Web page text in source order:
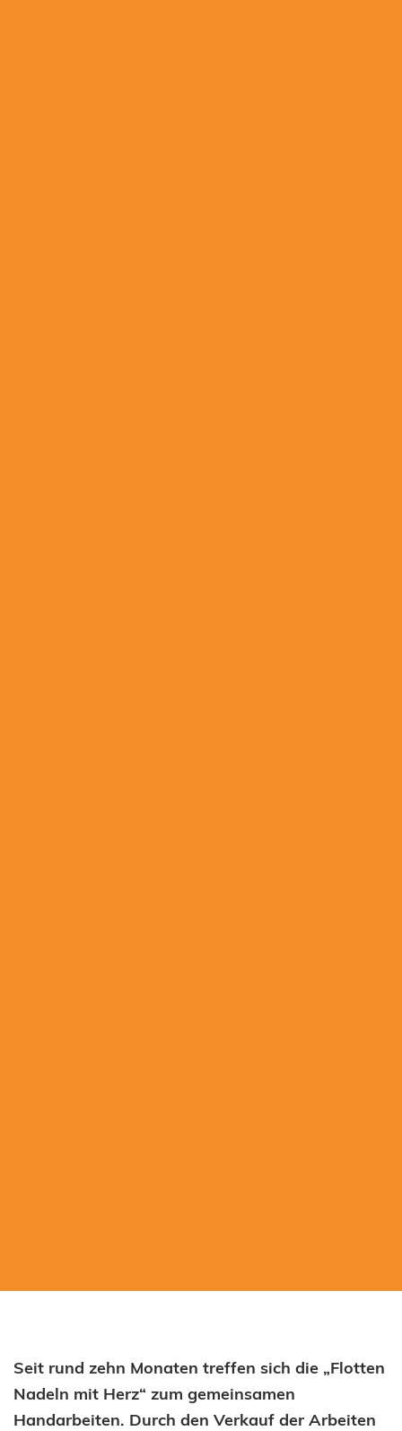
Seit rund zehn Monaten treffen sich die „Flotten
Nadeln mit Herz“ zum gemeinsamen
Handarbeiten. Durch den Verkauf der Arbeiten